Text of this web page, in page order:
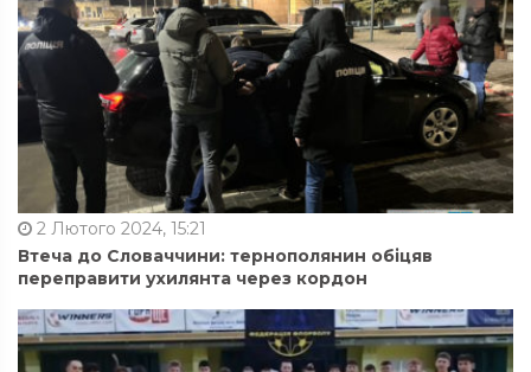
2 Лютого 2024, 15:21
Втеча до Словаччини: тернополянин обіцяв
переправити ухилянта через кордон